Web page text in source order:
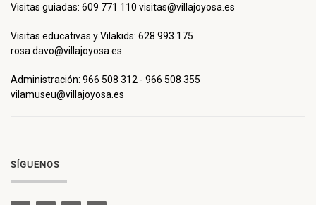
Visitas guiadas: 609 771 110 visitas@villajoyosa.es
Visitas educativas y Vilakids: 628 993 175
rosa.davo@villajoyosa.es
Administración: 966 508 312 - 966 508 355
vilamuseu@villajoyosa.es
SÍGUENOS